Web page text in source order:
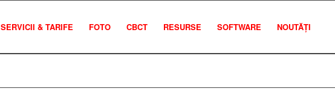
SERVICII & TARIFE FOTO CBCT RESURSE SOFTWARE NOUTĂȚI